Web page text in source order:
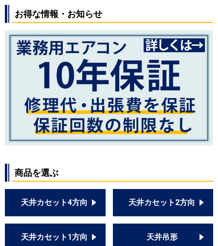
お得な情報・お知らせ
商品を選ぶ
天井カセット4方向 天井カセット2方向
天井カセット1方向 天井吊形